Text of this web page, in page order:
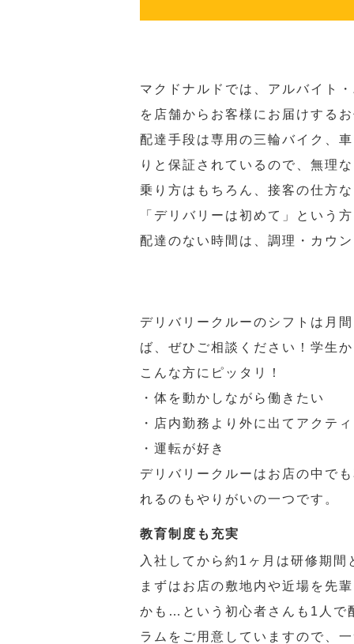
マクドナルドでは、アルバイト
を店舗からお客様にお届けする
配達手段は専用の三輪バイク、
りと保証されているので、無理
乗り方はもちろん、接客の仕方
「デリバリーは初めて」という
配達のない時間は、調理・カウ
デリバリークルーのシフトは月
ば、ぜひご相談ください！学生
こんな方にピッタリ！
・体を動かしながら働きたい
・店内勤務より外に出てアクテ
・運転が好き
デリバリークルーはお店の中で
れるのもやりがいの一つです。
教育制度も充実
入社してから約1ヶ月は研修期
まずはお店の敷地内や近場を先
かも…という初心者さんも1人で
ラムをご用意していますので、